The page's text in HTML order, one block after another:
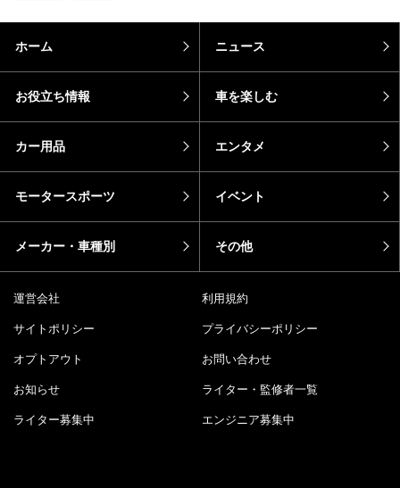
ホーム ニュース
お役立ち情報 車を楽しむ
カー用品 エンタメ
モータースポーツ イベント
メーカー・車種別 その他
運営会社 利用規約
サイトポリシー プライバシーポリシー
オプトアウト お問い合わせ
お知らせ ライター・監修者一覧
ライター募集中 エンジニア募集中